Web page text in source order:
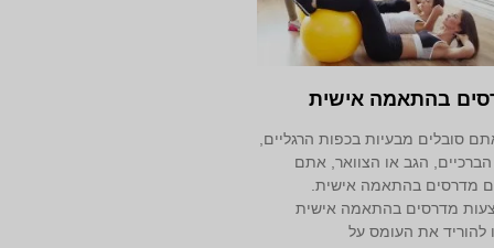
בהתאמה אישית
סובלים מבעיות בכפות הרגליים,
הגב או הצוואר, אתם
מדרסים בהתאמה אישית.
מדרסים בהתאמה אישית
להוריד את העומס על